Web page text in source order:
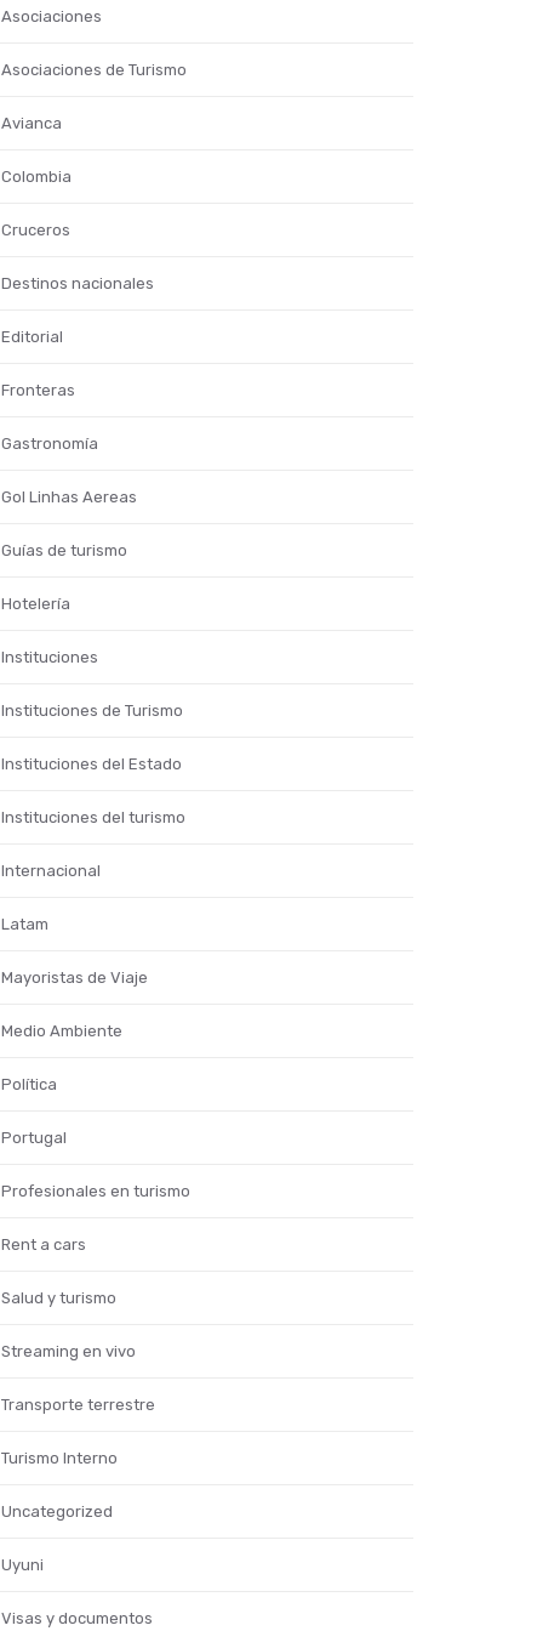
Asociaciones
Asociaciones de Turismo
Avianca
Colombia
Cruceros
Destinos nacionales
Editorial
Fronteras
Gastronomía
Gol Linhas Aereas
Guías de turismo
Hotelería
Instituciones
Instituciones de Turismo
Instituciones del Estado
Instituciones del turismo
Internacional
Latam
Mayoristas de Viaje
Medio Ambiente
Política
Portugal
Profesionales en turismo
Rent a cars
Salud y turismo
Streaming en vivo
Transporte terrestre
Turismo Interno
Uncategorized
Uyuni
Visas y documentos